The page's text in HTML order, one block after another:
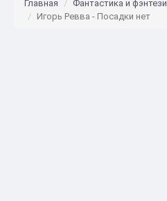
Главная Фантастика и фэнтези
Игорь Ревва - Посадки нет